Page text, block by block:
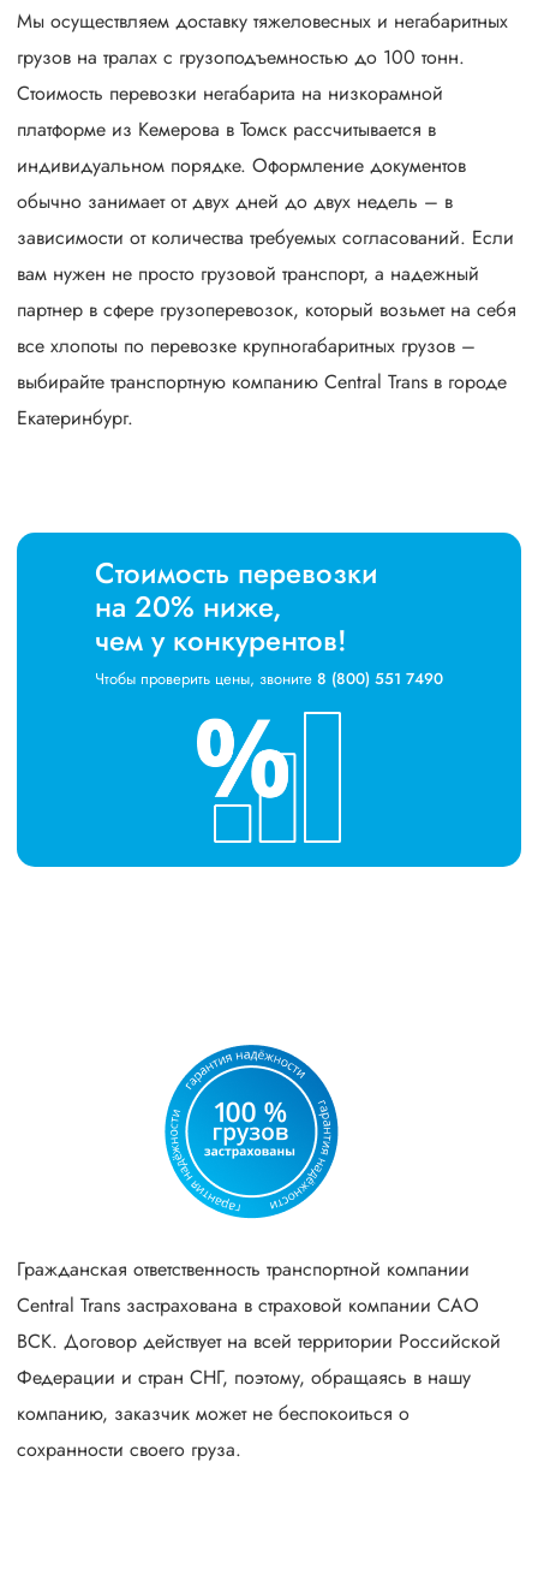
Мы осуществляем доставку тяжеловесных и негабаритных
грузов на тралах с грузоподъемностью до 100 тонн.
Стоимость перевозки негабарита на низкорамной
платформе из Кемерова в Томск рассчитывается в
индивидуальном порядке. Оформление документов
обычно занимает от двух дней до двух недель – в
зависимости от количества требуемых согласований. Если
вам нужен не просто грузовой транспорт, а надежный
партнер в сфере грузоперевозок, который возьмет на себя
все хлопоты по перевозке крупногабаритных грузов –
выбирайте транспортную компанию Central Trans в городе
Екатеринбург.
Стоимость перевозки
на 20% ниже,
чем у конкурентов!
Чтобы проверить цены, звоните 8 (800) 551 7490
Гражданская ответственность транспортной компании
Central Trans застрахована в страховой компании САО
ВСК. Договор действует на всей территории Российской
Федерации и стран СНГ, поэтому, обращаясь в нашу
компанию, заказчик может не беспокоиться о
сохранности своего груза.